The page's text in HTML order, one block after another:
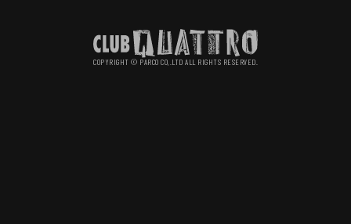
COPYRIGHT © PARCO CO,.LTD ALL RIGHTS RESERVED.